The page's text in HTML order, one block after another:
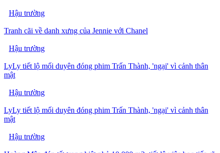
Hậu trường
Tranh cãi về danh xưng của Jennie với Chanel
Hậu trường
LyLy tiết lộ mối duyên đóng phim Trấn Thành, 'ngại' vì cảnh thân
mật
Hậu trường
LyLy tiết lộ mối duyên đóng phim Trấn Thành, 'ngại' vì cảnh thân
mật
Hậu trường